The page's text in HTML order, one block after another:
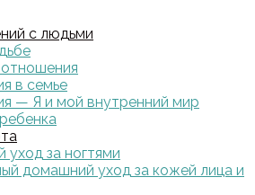
с людьми
в семье
— Я и мой внутренний мир
за ногтями
домашний уход за кожей лица и